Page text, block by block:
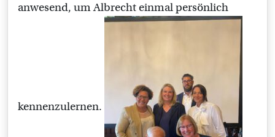
anwesend, um Albrecht einmal persönlich
kennenzulernen.